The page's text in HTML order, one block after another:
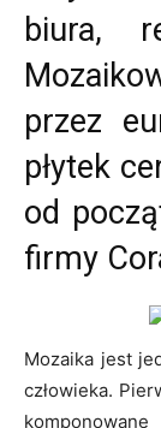
biura,
przez
płytek
od
firmy
Mozaika jest
człowieka.